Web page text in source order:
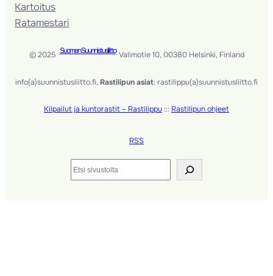
Kartoitus
Ratamestari
© 2025 ·Suomen Suunnistusliitto· Valimotie 10, 00380 Helsinki, Finland
info(a)suunnistusliitto.fi, Rastilipun asiat: rastilippu(a)suunnistusliitto.fi
Kilpailut ja kuntorastit – Rastilippu ::: Rastilipun ohjeet
RSS
Etsi